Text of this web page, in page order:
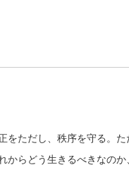
をただし、秩序を守る。
らどう生きるべきなのか